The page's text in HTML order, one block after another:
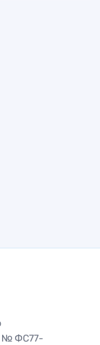
№ ФС77-